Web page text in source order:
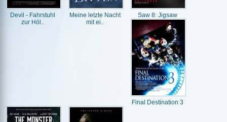
Devil - Fahrstuhl
zur Höl..
Meine letzte Nacht
mit ei..
Saw 8: Jigsaw
Final Destination 3